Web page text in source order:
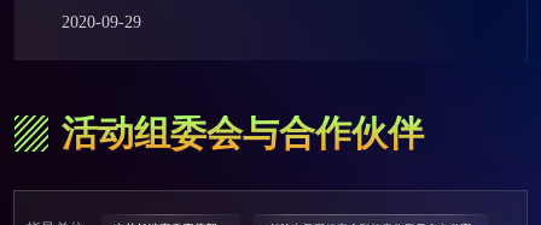
2020-09-29
活动组委会与合作伙伴